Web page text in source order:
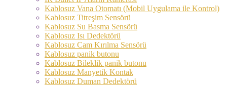
Kablosuz Vana Otomatı (Mobil Uygulama ile Kontrol)
Kablosuz Titreşim Sensörü
Kablosuz Su Basma Sensörü
Kablosuz Isı Dedektörü
Kablosuz Cam Kırılma Sensörü
Kablosuz panik butonu
Kablosuz Bileklik panik butonu
Kablosuz Manyetik Kontak
Kablosuz Duman Dedektörü